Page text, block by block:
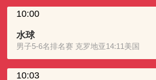
10:00
水球
男子5-6名排名赛 克罗地亚14:11美国
10:03